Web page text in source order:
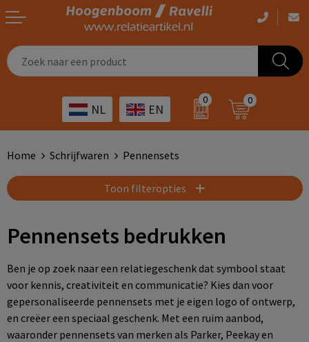
NL EN
0 0
Giveaways
Outdoor
Home & living
Schrijfwaren
Technologie & gadgets
Werkkleding
Sportkleding
Outdoor artikelen bedrukken
Giveaways bedrukken
Transport
Horeca
Landbouw
Home Schrijfwaren Pennensets
Toon filteropties
Pennensets bedrukken
Ben je op zoek naar een relatiegeschenk dat symbool staat
voor kennis, creativiteit en communicatie? Kies dan voor
gepersonaliseerde pennensets met je eigen logo of ontwerp,
en creëer een speciaal geschenk. Met een ruim aanbod,
waaronder pennensets van merken als Parker, Peekay en